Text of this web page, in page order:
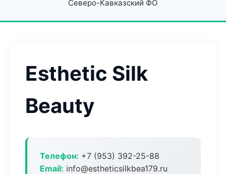
Северо-Кавказский ФО
Esthetic Silk
Beauty
Телефон: +7 (953) 392-25-88
Email: info@estheticsilkbea179.ru